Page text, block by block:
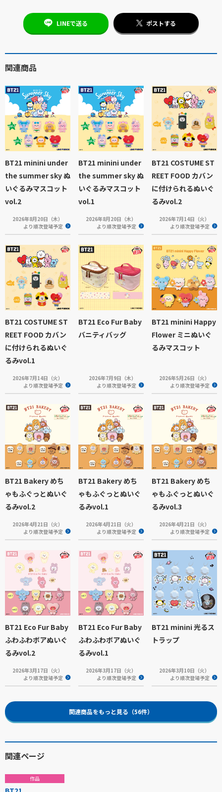
LINEで送る ポストする
関連商品
BT21 minini under
the summer sky ぬ
いぐるみマスコット
vol.2
2026年8月20日（木）
より順次登場予定
BT21 minini under
the summer sky ぬ
いぐるみマスコット
vol.1
2026年8月20日（木）
より順次登場予定
BT21 COSTUME ST
REET FOOD カバン
に付けられるぬいぐ
るみvol.2
2026年7月14日（火）
より順次登場予定
BT21 COSTUME ST
REET FOOD カバン
に付けられるぬいぐ
るみvol.1
2026年7月14日（火）
より順次登場予定
BT21 Eco Fur Baby
バニティバッグ
2026年7月9日（木）
より順次登場予定
BT21 minini Happy
Flower ミニぬいぐ
るみマスコット
2026年5月26日（火）
より順次登場予定
BT21 Bakery めち
ゃもふぐっとぬいぐ
るみvol.2
2026年4月21日（火）
より順次登場予定
BT21 Bakery めち
ゃもふぐっとぬいぐ
るみvol.1
2026年4月21日（火）
より順次登場予定
BT21 Bakery めち
ゃもふぐっとぬいぐ
るみvol.3
2026年4月21日（火）
より順次登場予定
BT21 Eco Fur Baby
ふわふわボアぬいぐ
るみvol.2
2026年3月17日（火）
より順次登場予定
BT21 Eco Fur Baby
ふわふわボアぬいぐ
るみvol.1
2026年3月17日（火）
より順次登場予定
BT21 minini 光るス
トラップ
2026年3月10日（火）
より順次登場予定
関連商品をもっと見る（56件）
関連ページ
作品